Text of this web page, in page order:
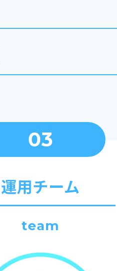
03
運用チーム
team